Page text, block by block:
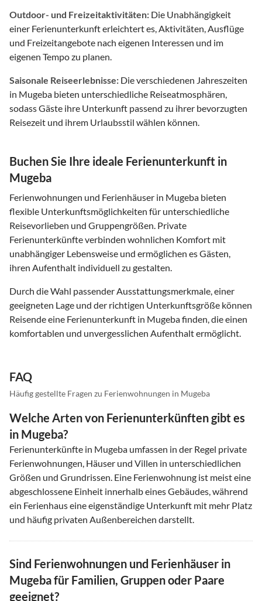
Outdoor- und Freizeitaktivitäten: Die Unabhängigkeit
einer Ferienunterkunft erleichtert es, Aktivitäten, Ausflüge
und Freizeitangebote nach eigenen Interessen und im
eigenen Tempo zu planen.
Saisonale Reiseerlebnisse: Die verschiedenen Jahreszeiten
in Mugeba bieten unterschiedliche Reiseatmosphären,
sodass Gäste ihre Unterkunft passend zu ihrer bevorzugten
Reisezeit und ihrem Urlaubsstil wählen können.
Buchen Sie Ihre ideale Ferienunterkunft in
Mugeba
Ferienwohnungen und Ferienhäuser in Mugeba bieten
flexible Unterkunftsmöglichkeiten für unterschiedliche
Reisevorlieben und Gruppengrößen. Private
Ferienunterkünfte verbinden wohnlichen Komfort mit
unabhängiger Lebensweise und ermöglichen es Gästen,
ihren Aufenthalt individuell zu gestalten.
Durch die Wahl passender Ausstattungsmerkmale, einer
geeigneten Lage und der richtigen Unterkunftsgröße können
Reisende eine Ferienunterkunft in Mugeba finden, die einen
komfortablen und unvergesslichen Aufenthalt ermöglicht.
FAQ
Häufig gestellte Fragen zu Ferienwohnungen in Mugeba
Welche Arten von Ferienunterkünften gibt es
in Mugeba?
Ferienunterkünfte in Mugeba umfassen in der Regel private
Ferienwohnungen, Häuser und Villen in unterschiedlichen
Größen und Grundrissen. Eine Ferienwohnung ist meist eine
abgeschlossene Einheit innerhalb eines Gebäudes, während
ein Ferienhaus eine eigenständige Unterkunft mit mehr Platz
und häufig privaten Außenbereichen darstellt.
Sind Ferienwohnungen und Ferienhäuser in
Mugeba für Familien, Gruppen oder Paare
geeignet?